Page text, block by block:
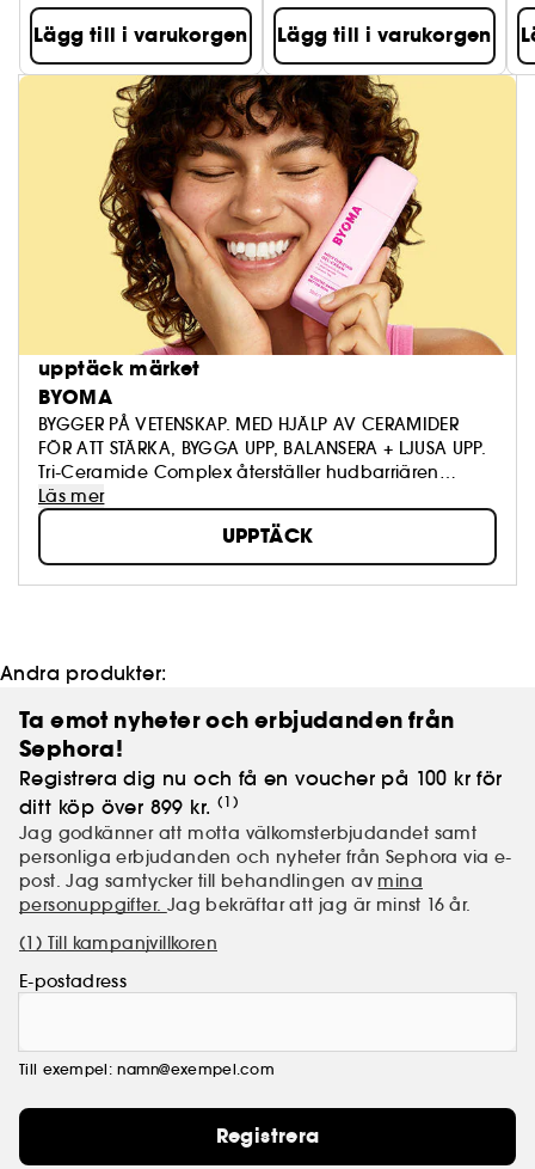
Lägg till i varukorgen Lägg till i varukorgen
upptäck märket
BYOMA
BYGGER PÅ VETENSKAP. MED HJÄLP AV CERAMIDER
FÖR ATT STÄRKA, BYGGA UPP, BALANSERA + LJUSA UPP.
Tri-Ceramide Complex återställer hudbarriären
Dermatologiskt godkänd + kliniskt bevisad
Vegansk + cruelty free
Läs mer
UPPTÄCK
Andra produkter:
Ta emot nyheter och erbjudanden från
Sephora!
Registrera dig nu och få en voucher på 100 kr för
ditt köp över 899 kr. (1)
Jag godkänner att motta välkomsterbjudandet samt
personliga erbjudanden och nyheter från Sephora via e-
post. Jag samtycker till behandlingen av mina
personuppgifter. Jag bekräftar att jag är minst 16 år.
(1) Till kampanjvillkoren
E-postadress
Till exempel: namn@exempel.com
Registrera